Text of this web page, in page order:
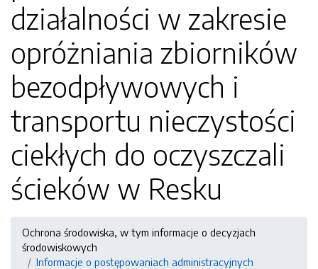
działalności w zakresie
opróżniania zbiorników
bezodpływowych i
transportu nieczystości
ciekłych do oczyszczali
ścieków w Resku
Ochrona środowiska, w tym informacje o decyzjach
środowiskowych
Informacje o postępowaniach administracyjnych